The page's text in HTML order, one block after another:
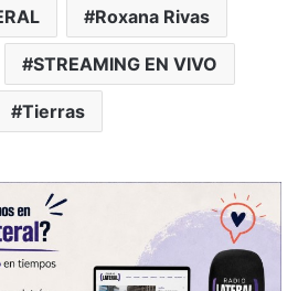
Roxana Rivas
STREAMING EN VIVO
Tierras